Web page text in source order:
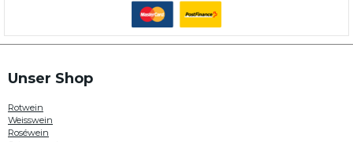
können
Sie
Weine
von
da
Plansel
,
Unser Shop
Rotwein
Weisswein
Roséwein